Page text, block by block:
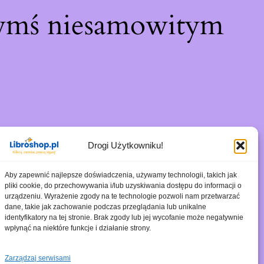
Drogi Użytkowniku!
Aby zapewnić najlepsze doświadczenia, używamy technologii, takich jak
pliki cookie, do przechowywania i/lub uzyskiwania dostępu do informacji o
urządzeniu. Wyrażenie zgody na te technologie pozwoli nam przetwarzać
dane, takie jak zachowanie podczas przeglądania lub unikalne
identyfikatory na tej stronie. Brak zgody lub jej wycofanie może negatywnie
wpłynąć na niektóre funkcje i działanie strony.
Zarządzaj serwisami
niesamowitym